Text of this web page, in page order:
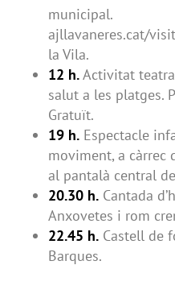
municipal.
ajllavaneres.cat/
la Vila.
12 h.Activitat
salut a les platges.
Gratuït.
19 h. Espectacle
moviment, a càrrec
al pantalà central
20.30 h. Cantada
Anxovetes i rom
22.45 h. Castell de
Barques.